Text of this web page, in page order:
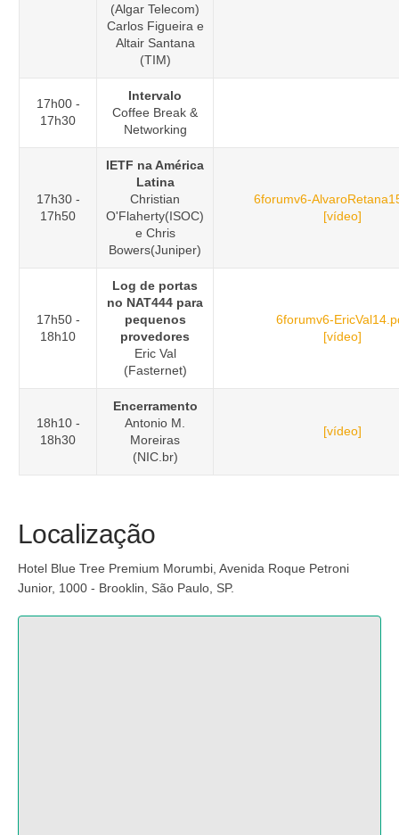
(Algar Telecom)
Carlos Figueira e
Altair Santana
(TIM)
17h00 -
17h30
Intervalo
Coffee Break &
Networking
17h30 -
17h50
IETF na América
Latina
Christian
O'Flaherty(ISOC)
e Chris
Bowers(Juniper)
6forumv6-
[vídeo]
17h50 -
18h10
Log de portas
no NAT444 para
pequenos
provedores
Eric Val
(Fasternet)
6forumv6-
[vídeo]
18h10 -
18h30
Encerramento
Antonio M.
Moreiras
(NIC.br)
[vídeo]
Localização
Hotel Blue Tree Premium Morumbi, Avenida Roque Petroni
Junior, 1000 - Brooklin , São Paulo, SP.